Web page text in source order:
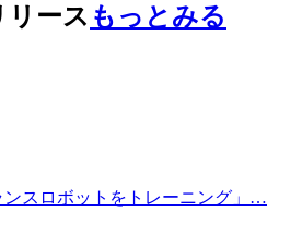
リース もっとみる
ンスロボットをトレーニング」…